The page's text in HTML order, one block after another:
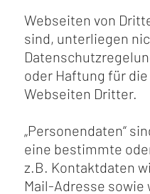
Webseiten von
sind, unterliegen
oder Haftung für
Webseiten Dritter.
„Personendaten“
eine bestimmte
z.B. Kontaktdaten
Mail-Adresse